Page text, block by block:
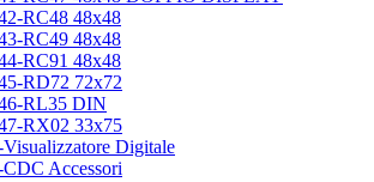
RC48 48x48
RC49 48x48
RC91 48x48
RD72 72x72
RL35 DIN
RX02 33x75
Digitale
Accessori